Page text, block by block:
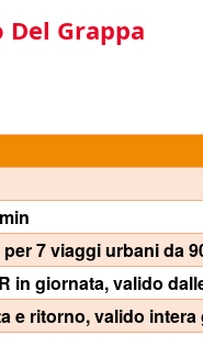
Del Grappa
7 viaggi urbani da
in giornata, valido
e ritorno, valido intera